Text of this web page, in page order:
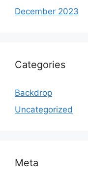
December 2023
Categories
Backdrop
Uncategorized
Meta